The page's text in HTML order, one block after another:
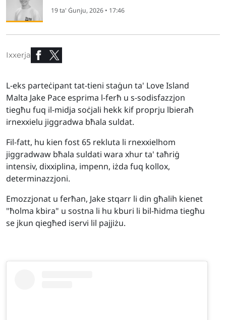
19 ta' Ġunju, 2026 • 17:46
Ixxerja
L-eks parteċipant tat-tieni staġun ta' Love Island
Malta Jake Pace esprima l-ferħ u s-sodisfazzjon
tiegħu fuq il-midja soċjali hekk kif proprju lbieraħ
irnexxielu jiggradwa bħala suldat.
Fil-fatt, hu kien fost 65 rekluta li rnexxielhom
jiggradwaw bħala suldati wara xhur ta' taħriġ
intensiv, dixxiplina, impenn, iżda fuq kollox,
determinazzjoni.
Emozzjonat u ferħan, Jake stqarr li din għalih kienet
"ħolma kbira" u sostna li hu kburi li bil-ħidma tiegħu
se jkun qiegħed iservi lil pajjiżu.